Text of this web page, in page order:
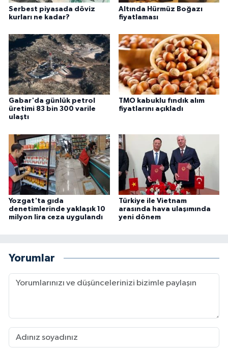
Serbest piyasada döviz
kurları ne kadar?
Altında Hürmüz Boğazı
fiyatlaması
Gabar'da günlük petrol
üretimi 83 bin 300 varile
ulaştı
TMO kabuklu fındık alım
fiyatlarını açıkladı
Yozgat'ta gıda
denetimlerinde yaklaşık 10
milyon lira ceza uygulandı
Türkiye ile Vietnam
arasında hava ulaşımında
yeni dönem
Yorumlar